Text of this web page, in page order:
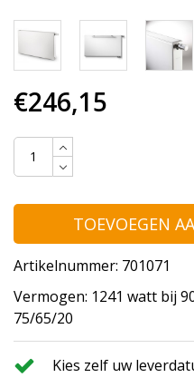
€246,15
TOEVOEGEN
Artikelnummer: 701071
Vermogen: 1241 watt bij
75/65/20
Kies zelf uw